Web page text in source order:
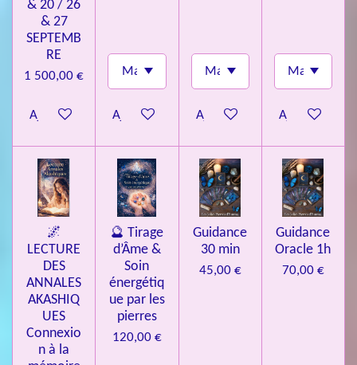
& 20 / 26
& 27
SEPTEMB
RE
1 500,00 €
Ajouter au panierAjouter au panierAjouter au panierAjouter au
🌌
LECTURE
DES
ANNALES
AKASHIQ
UES
Connexio
n à la
🔮 Tirage
d’Âme &
Soin
énergétiq
ue par les
pierres
120,00 €
Guidance
30 min
45,00 €
Guidance
Oracle 1h
70,00 €